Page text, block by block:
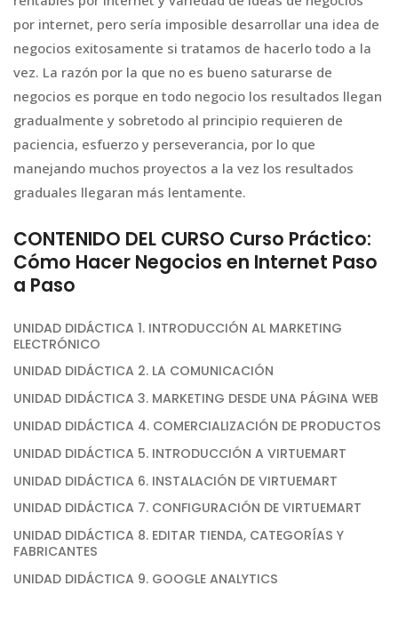
por internet, pero sería imposible desarrollar una idea de
negocios exitosamente si tratamos de hacerlo todo a la
vez. La razón por la que no es bueno saturarse de
negocios es porque en todo negocio los resultados llegan
gradualmente y sobretodo al principio requieren de
paciencia, esfuerzo y perseverancia, por lo que
manejando muchos proyectos a la vez los resultados
graduales llegaran más lentamente.
CONTENIDO DEL CURSO Curso Práctico:
Cómo Hacer Negocios en Internet Paso
a Paso
UNIDAD DIDÁCTICA 1. INTRODUCCIÓN AL MARKETING
ELECTRÓNICO
UNIDAD DIDÁCTICA 2. LA COMUNICACIÓN
UNIDAD DIDÁCTICA 3. MARKETING DESDE UNA PÁGINA WEB
UNIDAD DIDÁCTICA 4. COMERCIALIZACIÓN DE PRODUCTOS
UNIDAD DIDÁCTICA 5. INTRODUCCIÓN A VIRTUEMART
UNIDAD DIDÁCTICA 6. INSTALACIÓN DE VIRTUEMART
UNIDAD DIDÁCTICA 7. CONFIGURACIÓN DE VIRTUEMART
UNIDAD DIDÁCTICA 8. EDITAR TIENDA, CATEGORÍAS Y
FABRICANTES
UNIDAD DIDÁCTICA 9. GOOGLE ANALYTICS